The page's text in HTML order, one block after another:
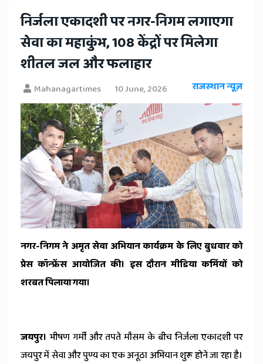
Hindi
News,
Hindi
Samachar,
Jaipur
Rajasthan
News
निर्जला एकादशी पर नगर-निगम लगाएगा
सेवा का महाकुंभ, 108 केंद्रों पर मिलेगा
शीतल जल और फलाहार
Mahanagartimes 10 June, 2026 राजस्थान न्यूज़
नगर-निगम ने अमृत सेवा अभियानकार्यक्रम के लिए बुधवार को
प्रेस कॉन्फ्रेंस आयोजित की। इस दौरान मीडिया कर्मियों को
शरबत पिलाया गया।
जयपुर। भीषण गर्मी और तपते मौसम के बीच निर्जला एकादशी पर
जयपुर में सेवा और पुण्य का एक अनूठा अभियान शुरू होने जा रहा है।